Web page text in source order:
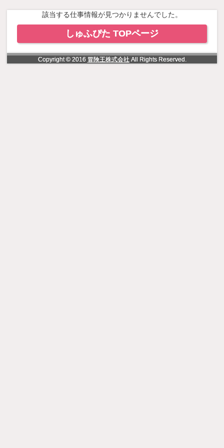
該当する仕事情報が見つかりませんでした。
しゅふぴた TOPページ
Copyright © 2016 冒険王株式会社All Rights Reserved.